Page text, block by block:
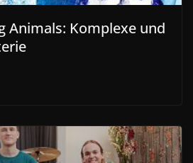
Animals: Komplexe und